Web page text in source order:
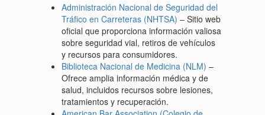
Administración Nacional de Seguridad del
Tráfico en Carreteras (NHTSA) – Sitio web
oficial que proporciona información valiosa
sobre seguridad vial, retiros de vehículos
y recursos para consumidores.
Biblioteca Nacional de Medicina (NLM) –
Ofrece amplia información médica y de
salud, incluidos recursos sobre lesiones,
tratamientos y recuperación.